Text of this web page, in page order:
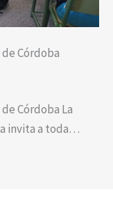
Córdoba
Córdoba La
invita a toda…